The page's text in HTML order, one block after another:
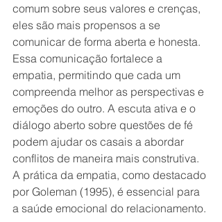
comum sobre seus valores e crenças,
eles são mais propensos a se
comunicar de forma aberta e honesta.
Essa comunicação fortalece a
empatia, permitindo que cada um
compreenda melhor as perspectivas e
emoções do outro. A escuta ativa e o
diálogo aberto sobre questões de fé
podem ajudar os casais a abordar
conflitos de maneira mais construtiva.
A prática da empatia, como destacado
por Goleman (1995), é essencial para
a saúde emocional do relacionamento.